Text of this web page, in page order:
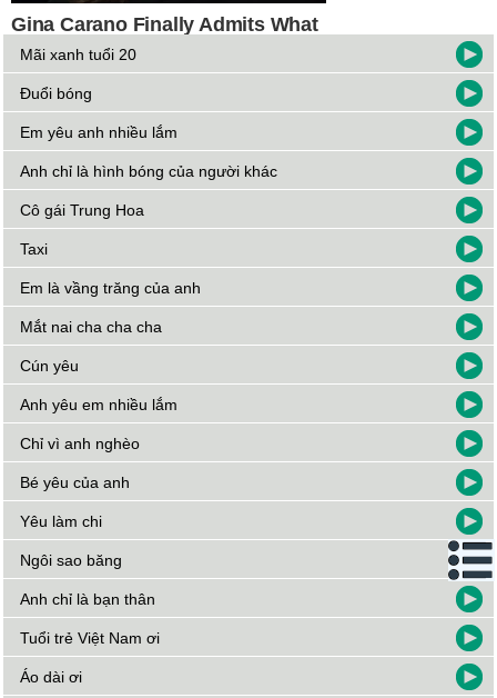
Mãi xanh tuổi 20
Đuổi bóng
Em yêu anh nhiều lắm
Anh chỉ là hình bóng của người khác
Cô gái Trung Hoa
Taxi
Em là vầng trăng của anh
Mắt nai cha cha cha
Cún yêu
Anh yêu em nhiều lắm
Chỉ vì anh nghèo
Bé yêu của anh
Yêu làm chi
Ngôi sao băng
Anh chỉ là bạn thân
Tuổi trẻ Việt Nam ơi
Áo dài ơi